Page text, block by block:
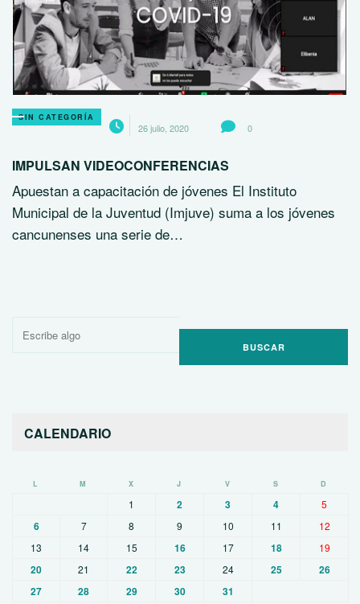
SIN CATEGORÍA
26 julio, 2020 0
IMPULSAN VIDEOCONFERENCIAS
Apuestan a capacitación de jóvenes El Instituto
Municipal de la Juventud (Imjuve) suma a los jóvenes
cancunenses una serie de…
Buscar
CALENDARIO
L M X J V S D
1 2 3 4 5
6 7 8 9 10 11
12
13
14 15 16 17 18 19
20 21 22 23 24 25
26
27
28 29 30 31